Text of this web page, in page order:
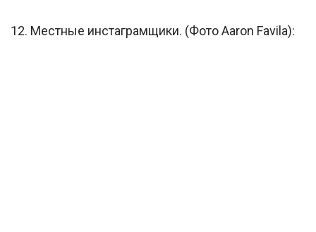
12. Местные инстаграмщики. (Фото Aaron Favila):